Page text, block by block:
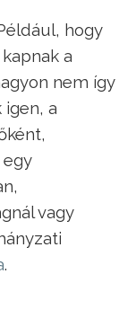
hogy
a
nem így
a
vagy
.